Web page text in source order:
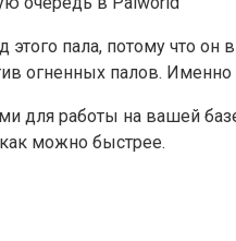
этого пала, потому что
огненных палов. Именно
работы на вашей
можно быстрее.